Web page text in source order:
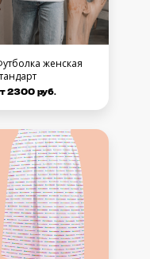
женская
2300 руб.